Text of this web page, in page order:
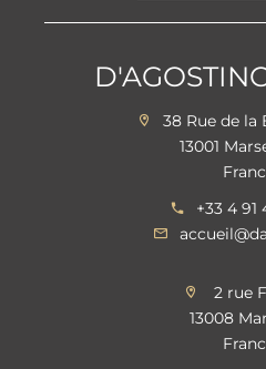
38 Rue de
13001
+33 4 91
2 rue
13008